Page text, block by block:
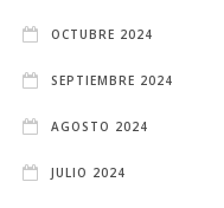
OCTUBRE 2024
SEPTIEMBRE 2024
AGOSTO 2024
JULIO 2024